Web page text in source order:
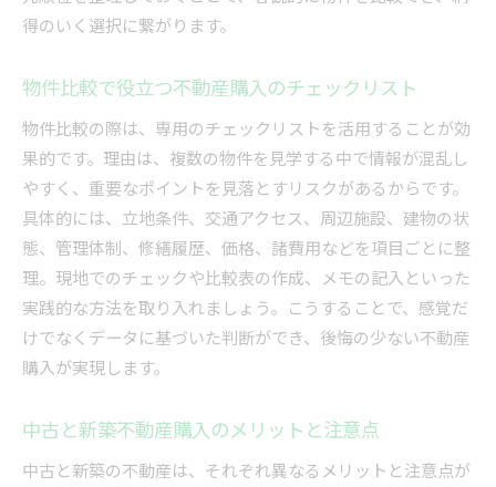
得のいく選択に繋がります。
物件比較で役立つ不動産購入のチェックリスト
物件比較の際は、専用のチェックリストを活用することが効
果的です。理由は、複数の物件を見学する中で情報が混乱し
やすく、重要なポイントを見落とすリスクがあるからです。
具体的には、立地条件、交通アクセス、周辺施設、建物の状
態、管理体制、修繕履歴、価格、諸費用などを項目ごとに整
理。現地でのチェックや比較表の作成、メモの記入といった
実践的な方法を取り入れましょう。こうすることで、感覚だ
けでなくデータに基づいた判断ができ、後悔の少ない不動産
購入が実現します。
中古と新築不動産購入のメリットと注意点
中古と新築の不動産は、それぞれ異なるメリットと注意点が